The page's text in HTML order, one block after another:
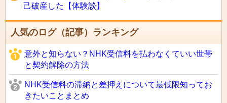
己破産した【体験談】
人気のログ（記事）ランキング
意外と知らない？NHK受信料を払わなくていい世帯
と契約解除の方法
NHK受信料の滞納と差押えについて最低限知ってお
きたいことまとめ